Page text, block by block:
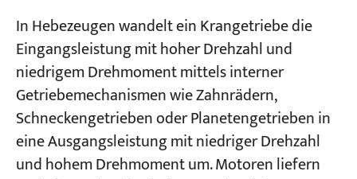
In Hebezeugen wandelt ein Krangetriebe die
Eingangsleistung mit hoher Drehzahl und
niedrigem Drehmoment mittels interner
Getriebemechanismen wie Zahnrädern,
Schneckengetrieben oder Planetengetrieben in
eine Ausgangsleistung mit niedriger Drehzahl
und hohem Drehmoment um. Motoren liefern